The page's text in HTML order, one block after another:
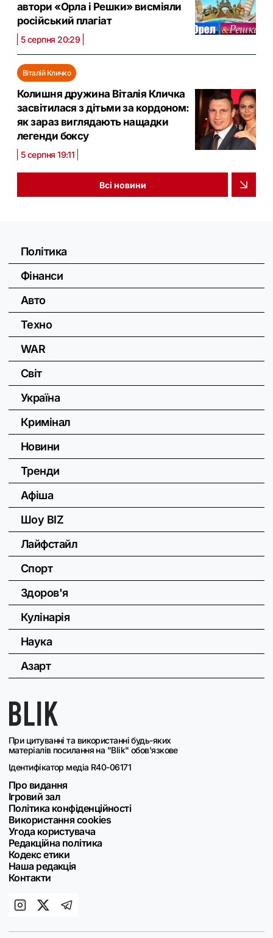
автори «Орла і Решки» висміяли
російський плагіат
5 серпня 20:29
Віталій Кличко
Колишня дружина Віталія Кличка
засвітилася з дітьми за кордоном:
як зараз виглядають нащадки
легенди боксу
5 серпня 19:11
Всі новини
При цитуванні та використанні будь-яких
матеріалів посилання на "Blik" обов'язкове
Ідентифікатор медіа R40-06171
Про видання
Ігровий зал
Політика конфіденційності
Використання cookies
Угода користувача
Редакційна політика
Кодекс етики
Наша редакція
Контакти
Політика
Фінанси
Авто
Техно
WAR
Світ
Україна
Кримінал
Новини
Тренди
Афіша
Шоу BIZ
Лайфстайл
Спорт
Здоров'я
Кулінарія
Наука
Азарт